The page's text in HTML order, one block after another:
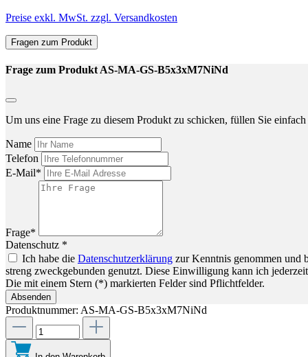
Preise exkl. MwSt. zzgl. Versandkosten
Fragen zum Produkt
Frage zum Produkt AS-MA-GS-B5x3xM7NiNd
Um uns eine Frage zu diesem Produkt zu schicken, füllen Sie
Name
Telefon
E-Mail*
Frage*
Datenschutz *
Ich habe die Datenschutzerklärung zur Kenntnis genommen und
streng zweckgebunden genutzt. Diese Einwilligung kann ich
Die mit einem Stern (*) markierten Felder sind Pflichtfelder.
Absenden
Produktnummer: AS-MA-GS-B5x3xM7NiNd